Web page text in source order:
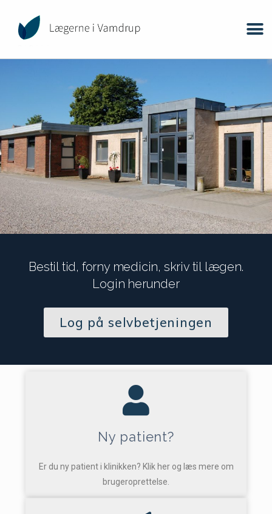
Bestil tid, forny medicin, skriv til lægen.
Login herunder
Log på selvbetjeningen
Ny patient?
Er du ny patient i klinikken? Klik her og læs mere om
brugeroprettelse.